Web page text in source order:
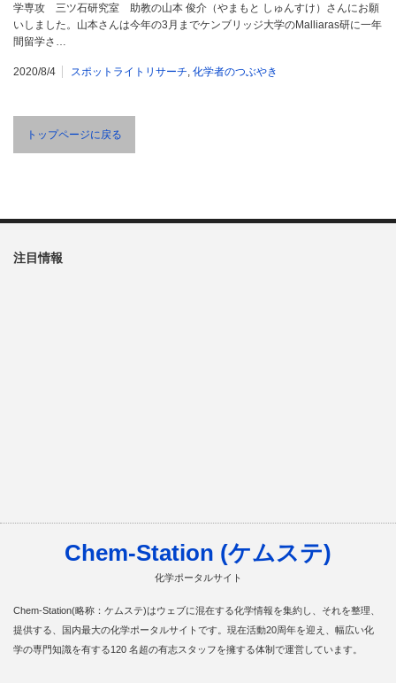
学専攻 三ツ石研究室 助教の山本 俊介（やまもと しゅんすけ）さんにお願
いしました。山本さんは今年の3月までケンブリッジ大学のMalliaras研に一年
間留学さ…
2020/8/4 スポットライトリサーチ 化学者のつぶやき
トップページに戻る
注目情報
Chem-Station (ケムステ)
化学ポータルサイト
Chem-Station(略称：ケムステ)はウェブに混在する化学情報を集約し、それを整理、
提供する、国内最大の化学ポータルサイトです。現在活動20周年を迎え、幅広い化
学の専門知識を有する120 名超の有志スタッフを擁する体制で運営しています。